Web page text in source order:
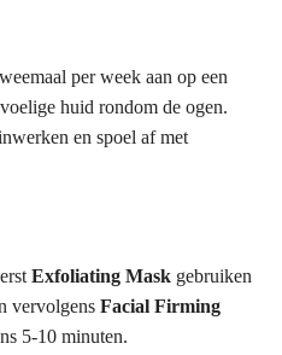
per week aan op een
huid rondom de ogen.
en spoel af met
Exfoliating Mask gebruiken
vervolgens Facial Firming
5-10 minuten.